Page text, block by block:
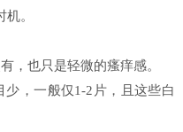
。
也只是轻微的瘙痒感。
，一般仅1-2片，且这些白